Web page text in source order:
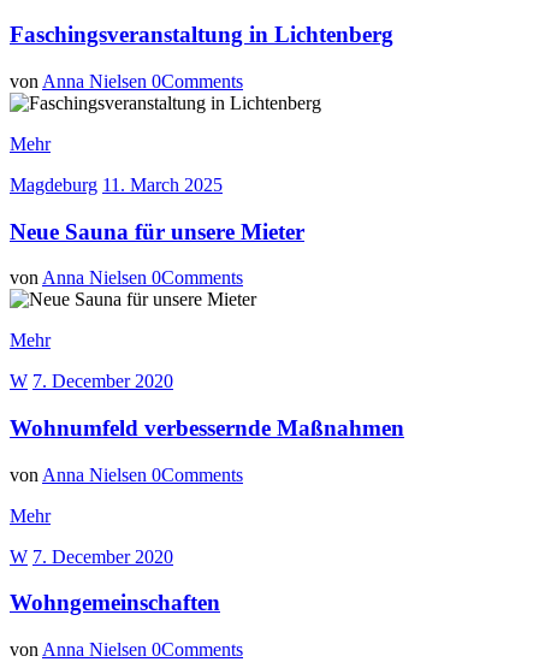
Faschingsveranstaltung in Lichtenberg
von Anna Nielsen 0Comments
Mehr
Magdeburg 11. March 2025
Neue Sauna für unsere Mieter
von Anna Nielsen 0Comments
Mehr
W 7. December 2020
Wohnumfeld verbessernde Maßnahmen
von Anna Nielsen 0Comments
Mehr
W 7. December 2020
Wohngemeinschaften
von Anna Nielsen 0Comments